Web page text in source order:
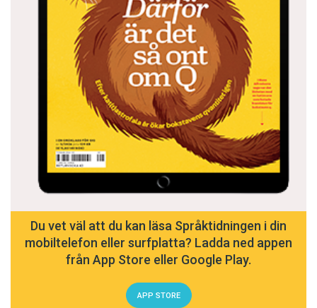
Du vet väl att du kan läsa Språktidningen i din
mobiltelefon eller surfplatta? Ladda ned appen
från App Store eller Google Play.
APP STORE